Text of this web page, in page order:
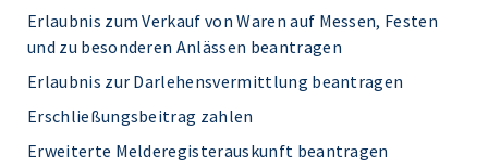
Erlaubnis zum Verkauf von Waren auf Messen, Festen
und zu besonderen Anlässen beantragen
Erlaubnis zur Darlehensvermittlung beantragen
Erschließungsbeitrag zahlen
Erweiterte Melderegisterauskunft beantragen